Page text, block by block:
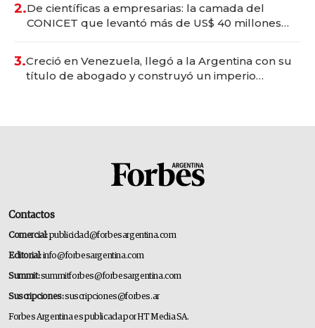
2.De científicas a empresarias: la camada del
CONICET que levantó más de US$ 40 millones
3.Creció en Venezuela, llegó a la Argentina con su
título de abogado y construyó un imperio
Contactos
Comercial:publicidad@forbesargentina.com
Editorial:info@forbesargentina.com
Summit:summitforbes@forbesargentina.com
Suscripciones:suscripciones@forbes.ar
Forbes Argentina es publicada por HT Media SA.